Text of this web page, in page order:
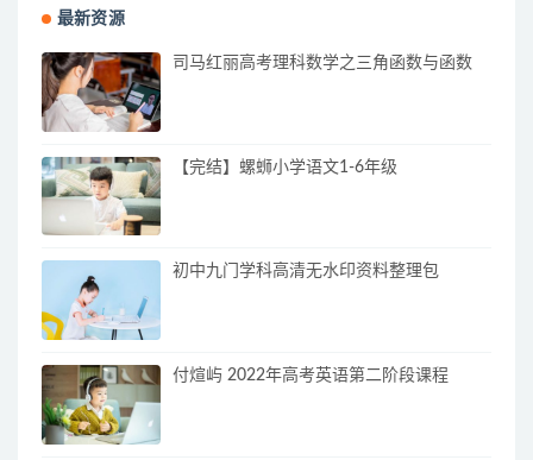
最新资源
司马红丽高考理科数学之三角函数与函数
【完结】螺蛳小学语文1-6年级
初中九门学科高清无水印资料整理包
付煊屿 2022年高考英语第二阶段课程